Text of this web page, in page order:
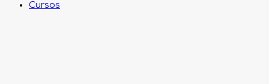
Cursos